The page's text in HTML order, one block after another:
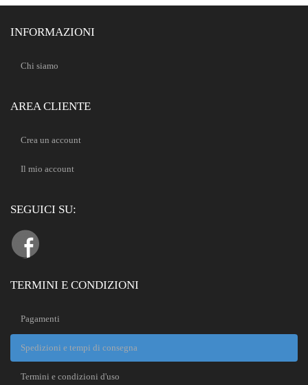
INFORMAZIONI
Chi siamo
AREA CLIENTE
Crea un account
Il mio account
SEGUICI SU:
TERMINI E CONDIZIONI
Pagamenti
Spedizioni e tempi di consegna
Termini e condizioni d'uso